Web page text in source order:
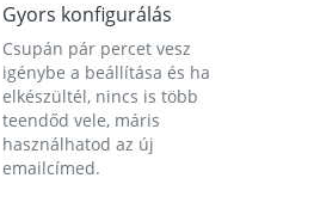
Gyors konfigurálás
Csupán pár percet vesz
igénybe a beállítása és ha
elkészültél, nincs is több
teendőd vele, máris
használhatod az új
emailcímed.